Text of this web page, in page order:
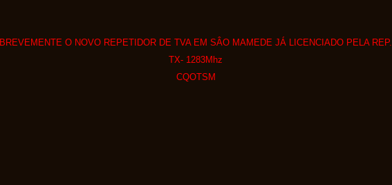
BREVEMENTE O NOVO REPETIDOR DE TVA EM SÂO MAMEDE JÁ LICENCIADO PELA REP.
TX- 1283Mhz
CQOTSM